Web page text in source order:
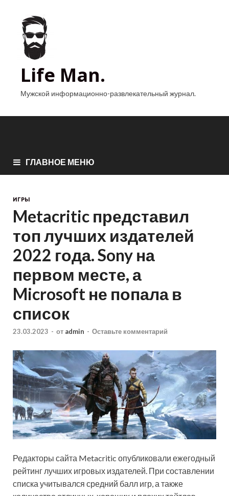
Life Man.
Мужской информационно-развлекательный журнал.
ГЛАВНОЕ МЕНЮ
ИГРЫ
Metacritic представил
топ лучших издателей
2022 года. Sony на
первом месте, а
Microsoft не попала в
список
23.03.2023 - от admin - Оставьте комментарий
Редакторы сайта Metacritic опубликовали ежегодный
рейтинг лучших игровых издателей. При составлении
списка учитывался средний балл игр, а также